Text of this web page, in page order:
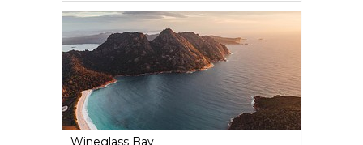
Capes Track zal je zintuigen verfrissen. Three Capes
is een wandeling zonder begeleiding, met drie
hutten die maximaal comfort bieden met minimale
impact op het milieu. Pelletverwarmers zorgen er
ook voor dat wandelaars het hele jaar door
comfortabel blijven.
Wineglass Bay